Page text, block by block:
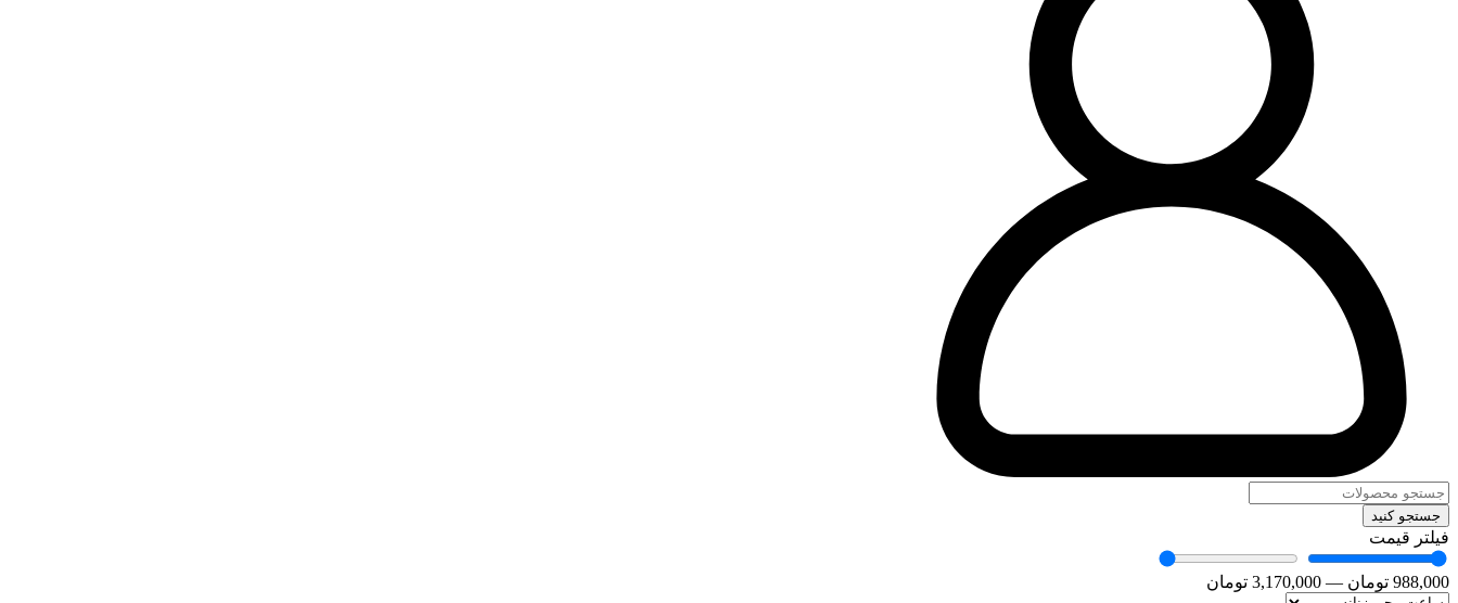
جستجو کنید
فیلتر قیمت
988,000 تومان —
3,170,000 تومان